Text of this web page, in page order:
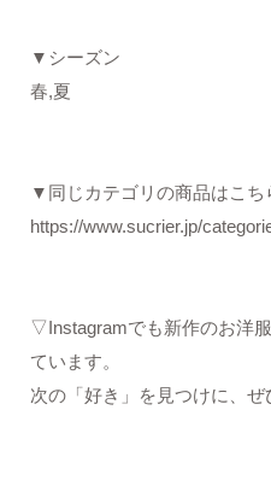
▼シーズン
春,夏
▼同じカテゴリの商品はこち
https://www.sucrier.jp/
▽Instagramでも新作のお洋
ています。
次の「好き」を見つけに、